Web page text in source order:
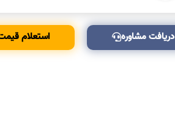
دریافت مشاوره استعلام